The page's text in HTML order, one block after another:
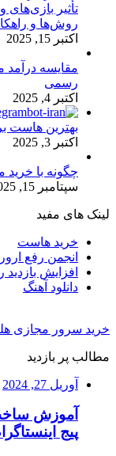
تأثیر
روش‌ها و
اکتبر 15, 2025
رسمی
اکتبر 4, 2025
بهترین هاست
اکتبر 3, 2025
چگونه با خرید
سپتامبر 15, 2025
لینک های مفید
خرید هاست
انجمن رفع ارور
افزایش بازدید
دانلود آهنگ
خرید سرور مجازی
مطالب پر بازدید
آوریل 27, 2024
آموزش
پیج